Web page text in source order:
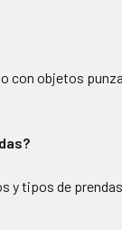
con objetos
y tipos de